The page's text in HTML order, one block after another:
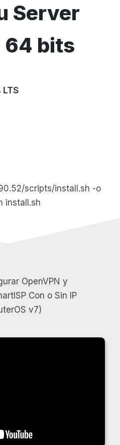
Server
bits
scripts/install.sh -o
install.sh
OpenVPN y
Con o Sin IP
v7)